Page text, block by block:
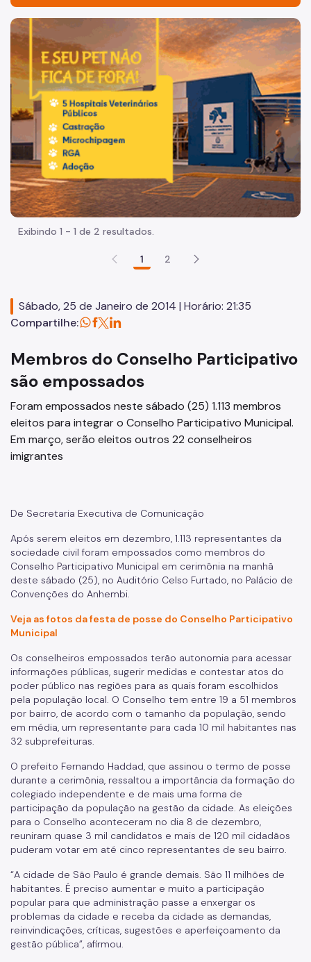
Acesso à Informação
Participação Social
Quadro de Serviços
Acesso à Proteção de Dados Pessoais
Organização
Quem é Quem
Agenda do Subprefeito
Histórico
Equipamentos Públicos
Plano Regional
Zeladoria Urbana
Cata-Bagulho
Notícias
Imagem de um cachorro caramelo e uma gata rajada,
Exibindo 1 - 1 de 2 resultados.
1 2
Sábado, 25 de Janeiro de 2014 | Horário: 21:35
Compartilhe:
Membros do Conselho Participativo
são empossados
Foram empossados neste sábado (25) 1.113 membros
eleitos para integrar o Conselho Participativo Municipal.
Em março, serão eleitos outros 22 conselheiros
imigrantes
De Secretaria Executiva de Comunicação
Após serem eleitos em dezembro, 1.113 representantes da
sociedade civil foram empossados como membros do
Conselho Participativo Municipal em cerimônia na manhã
deste sábado (25), no Auditório Celso Furtado, no Palácio de
Convenções do Anhembi.
Veja as fotos da festa de posse do Conselho Participativo
Municipal
Os conselheiros empossados terão autonomia para acessar
informações públicas, sugerir medidas e contestar atos do
poder público nas regiões para as quais foram escolhidos
pela população local. O Conselho tem entre 19 a 51 membros
por bairro, de acordo com o tamanho da população, sendo
em média, um representante para cada 10 mil habitantes nas
32 subprefeituras.
O prefeito Fernando Haddad, que assinou o termo de posse
durante a cerimônia, ressaltou a importância da formação do
colegiado independente e de mais uma forma de
participação da população na gestão da cidade. As eleições
para o Conselho aconteceram no dia 8 de dezembro,
reuniram quase 3 mil candidatos e mais de 120 mil cidadãos
puderam votar em até cinco representantes de seu bairro.
“A cidade de São Paulo é grande demais. São 11 milhões de
habitantes. É preciso aumentar e muito a participação
popular para que administração passe a enxergar os
problemas da cidade e receba da cidade as demandas,
reinvindicações, críticas, sugestões e aperfeiçoamento da
gestão pública”, afirmou.